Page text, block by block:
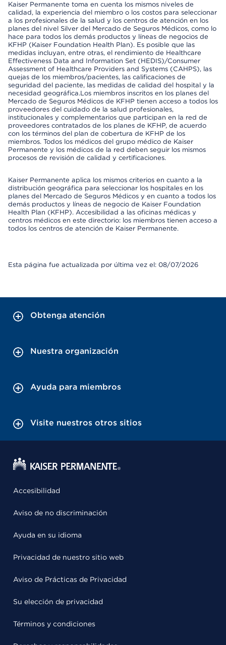
Kaiser Permanente toma en cuenta los mismos niveles de
calidad, la experiencia del miembro o los costos para seleccionar
a los profesionales de la salud y los centros de atención en los
planes del nivel Silver del Mercado de Seguros Médicos, como lo
hace para todos los demás productos y líneas de negocios de
KFHP (Kaiser Foundation Health Plan). Es posible que las
medidas incluyan, entre otras, el rendimiento de Healthcare
Effectiveness Data and Information Set (HEDIS)/Consumer
Assessment of Healthcare Providers and Systems (CAHPS), las
quejas de los miembros/pacientes, las calificaciones de
seguridad del paciente, las medidas de calidad del hospital y la
necesidad geográfica.Los miembros inscritos en los planes del
Mercado de Seguros Médicos de KFHP tienen acceso a todos los
proveedores del cuidado de la salud profesionales,
institucionales y complementarios que participan en la red de
proveedores contratados de los planes de KFHP, de acuerdo
con los términos del plan de cobertura de KFHP de los
miembros. Todos los médicos del grupo médico de Kaiser
Permanente y los médicos de la red deben seguir los mismos
procesos de revisión de calidad y certificaciones.
Kaiser Permanente aplica los mismos criterios en cuanto a la
distribución geográfica para seleccionar los hospitales en los
planes del Mercado de Seguros Médicos y en cuanto a todos los
demás productos y líneas de negocio de Kaiser Foundation
Health Plan (KFHP). Accesibilidad a las oficinas médicas y
centros médicos en este directorio: los miembros tienen acceso a
todos los centros de atención de Kaiser Permanente.
Esta página fue actualizada por última vez el: 08/07/2026
Obtenga atención
Nuestra organización
Ayuda para miembros
Visite nuestros otros sitios
Accesibilidad
Aviso de no discriminación
Ayuda en su idioma
Privacidad de nuestro sitio web
Aviso de Prácticas de Privacidad
Su elección de privacidad
Términos y condiciones